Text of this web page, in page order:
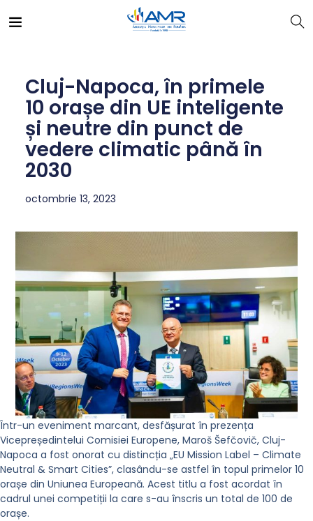
Cluj-Napoca, în primele
10 orașe din UE inteligente
și neutre din punct de
vedere climatic până în
2030
octombrie 13, 2023
Într-un eveniment marcant, desfășurat în prezența
Vicepreședintelui Comisiei Europene, Maroš Šefčovič, Cluj-
Napoca a fost onorat cu distincția „EU Mission Label – Climate
Neutral & Smart Cities”, clasându-se astfel în topul primelor 10
orașe din Uniunea Europeană. Acest titlu a fost acordat în
cadrul unei competiții la care s-au înscris un total de 100 de
orașe.